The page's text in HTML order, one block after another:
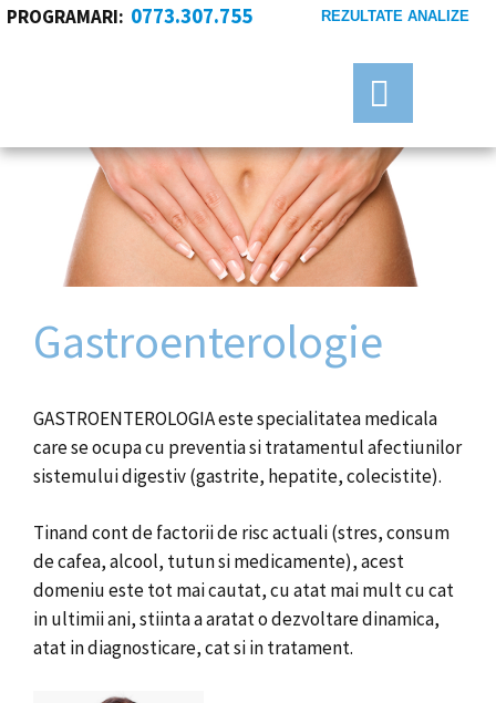
PROGRAMARI: 0773.307.755 REZULTATE ANALIZE
Gastroenterologie
GASTROENTEROLOGIA este specialitatea medicala
care se ocupa cu preventia si tratamentul afectiunilor
sistemului digestiv (gastrite, hepatite, colecistite).
Tinand cont de factorii de risc actuali (stres, consum
de cafea, alcool, tutun si medicamente), acest
domeniu este tot mai cautat, cu atat mai mult cu cat
in ultimii ani, stiinta a aratat o dezvoltare dinamica,
atat in diagnosticare, cat si in tratament.